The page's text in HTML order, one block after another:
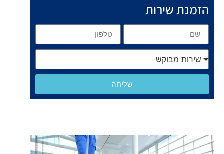
הזמנת שירות
שליחה